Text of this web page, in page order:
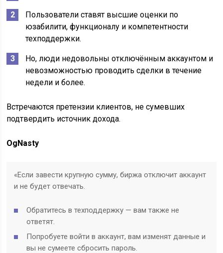
Пользователи ставят высшие оценки по
юзабилити, функционалу и компетентности
техподдержки.
Но, люди недовольны отключённым аккаунтом и
невозможностью проводить сделки в течение
недели и более.
Встречаются претензии клиентов, не сумевших
подтвердить источник дохода.
OgNasty
«Если завести крупную сумму, биржа отключит аккаунт
и не будет отвечать.
Обратитесь в техподдержку — вам также не
ответят.
Попробуете войти в аккаунт, вам изменят данные и
вы не сумеете сбросить пароль.